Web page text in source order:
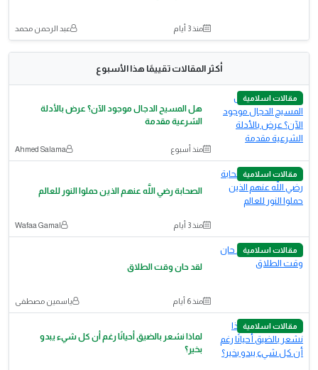
منذ 3 أيام عبد الرحمن محمد
أكثر المقالات تقييمًا هذا الأسبوع
مقالات اسلامية
هل المسيح الدجال موجود الآن؟ عرض بالأدلة
الشرعية مقدمة
منذ أسبوع Ahmed Salama
مقالات اسلامية
الصحابة رضي اللَّه عنهم الذين حملوا النور للعالم
منذ 3 أيام Wafaa Gamal
مقالات اسلامية
لقد حان وقت الطلاق
منذ 6 أيام ياسمين مصطفى
مقالات اسلامية
لماذا نشعر بالضيق أحيانًا رغم أن كل شيء يبدو
بخير؟